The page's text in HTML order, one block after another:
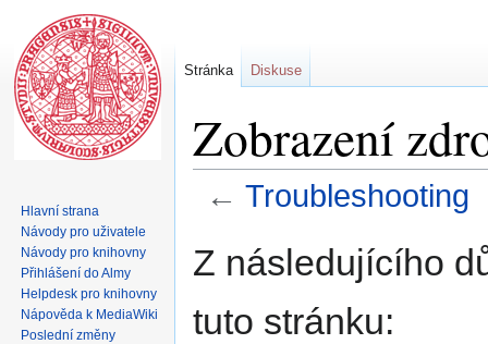
Zobrazení
← Troubleshooting
na
na
Z následujícího
tuto stránku:
Stránka Diskuse
Hlavní strana
Návody pro uživatele
Návody pro knihovny
Přihlášení do Almy
Helpdesk pro knihovny
Nápověda k MediaWiki
Poslední změny